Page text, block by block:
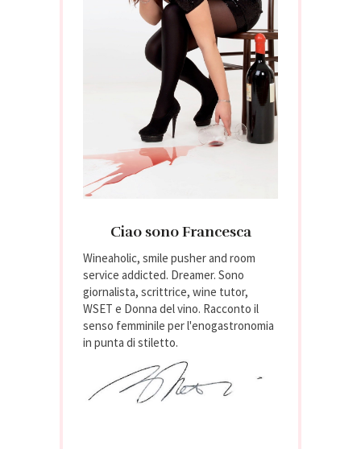
Ciao sono Francesca
Wineaholic, smile pusher and room
service addicted. Dreamer. Sono
giornalista, scrittrice, wine tutor,
WSET e Donna del vino. Racconto il
senso femminile per l'enogastronomia
in punta di stiletto.